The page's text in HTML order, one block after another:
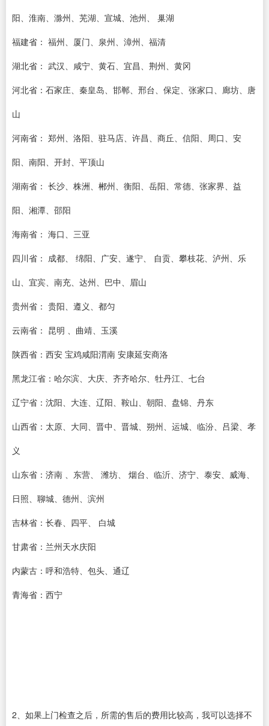
阳、淮南、滁州、芜湖、宣城、池州、 巢湖
福建省： 福州、厦门、泉州、漳州、福清
湖北省： 武汉、咸宁、黄石、宜昌、荆州、黄冈
河北省：石家庄、秦皇岛、邯郸、邢台、保定、张家口、廊坊、唐
山
河南省： 郑州、洛阳、驻马店、许昌、商丘、信阳、周口、安
阳、南阳、开封、平顶山
湖南省： 长沙、株洲、郴州、衡阳、岳阳、常德、张家界、益
阳、湘潭、邵阳
海南省： 海口、三亚
四川省： 成都、 绵阳、广安、遂宁、 自贡、攀枝花、泸州、乐
山、宜宾、南充、达州、巴中、眉山
贵州省： 贵阳、遵义、都匀
云南省： 昆明 、曲靖、玉溪
陕西省：西安 宝鸡咸阳渭南 安康延安商洛
黑龙江省：哈尔滨、大庆、齐齐哈尔、牡丹江、七台
辽宁省：沈阳、大连、辽阳、鞍山、朝阳、盘锦、丹东
山西省：太原、大同、晋中、晋城、朔州、运城、临汾、吕梁、孝
义
山东省：济南 、东营、 潍坊、 烟台、临沂、济宁、泰安、威海、
日照、聊城、德州、滨州
吉林省：长春、四平、 白城
甘肃省：兰州天水庆阳
内蒙古：呼和浩特、包头、通辽
青海省：西宁
2、如果上门检查之后，所需的售后的费用比较高，我可以选择不